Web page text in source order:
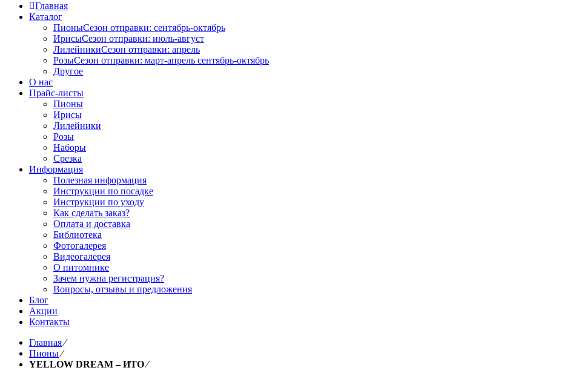
Главная
Каталог
ПионыСезон отправки: сентябрь-октябрь
ИрисыСезон отправки: июль-август
ЛилейникиСезон отправки: апрель
РозыСезон отправки: март-апрель сентябрь-октябрь
Другое
О нас
Прайс-листы
Пионы
Ирисы
Лилейники
Розы
Наборы
Срезка
Информация
Полезная информация
Инструкции по посадке
Инструкции по уходу
Как сделать заказ?
Оплата и доставка
Библиотека
Фотогалерея
Видеогалерея
О питомнике
Зачем нужна регистрация?
Вопросы, отзывы и предложения
Блог
Акции
Контакты
Главная⁄
Пионы⁄
YELLOW DREAM – ИТО⁄